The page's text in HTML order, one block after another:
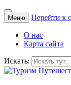
Меню Перейти к
О нас
Карта сайта
Искать: